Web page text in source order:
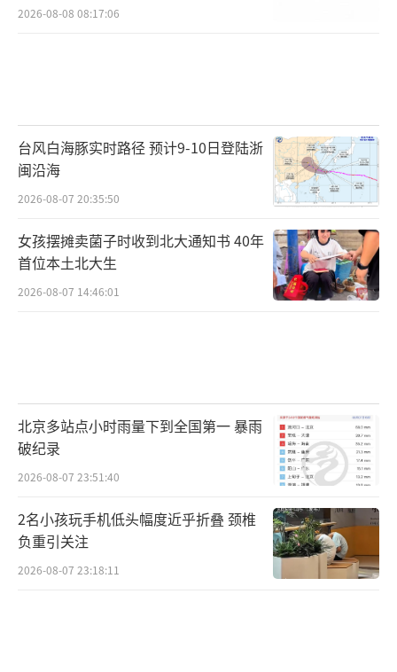
2026-08-08 08:17:06
台风白海豚实时路径 预计9-10日登陆浙
闽沿海
2026-08-07 20:35:50
女孩摆摊卖菌子时收到北大通知书 40年
首位本土北大生
2026-08-07 14:46:01
北京多站点小时雨量下到全国第一 暴雨
破纪录
2026-08-07 23:51:40
2名小孩玩手机低头幅度近乎折叠 颈椎
负重引关注
2026-08-07 23:18:11